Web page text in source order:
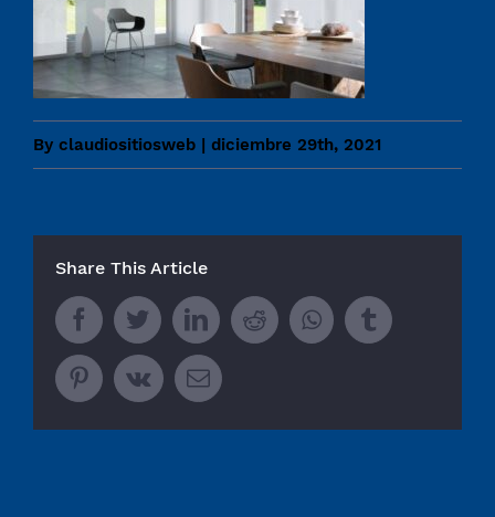
By claudiositiosweb | diciembre 29th, 2021
Share This Article